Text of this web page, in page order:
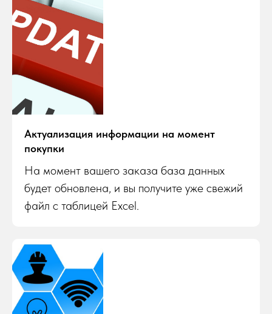
Актуализация информации на момент
покупки
На момент вашего заказа база данных
будет обновлена, и вы получите уже свежий
файл с таблицей Excel.